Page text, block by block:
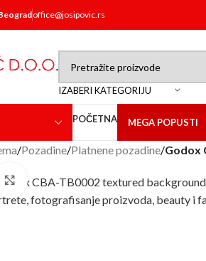
office@josipovic.rs
IZABERI KATEGORIJU
POČETNA MEGA POPUSTI
/Pozadine/Platnene pozadine/Godox
Click to enlarge